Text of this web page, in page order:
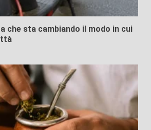
che sta cambiando il modo in cui